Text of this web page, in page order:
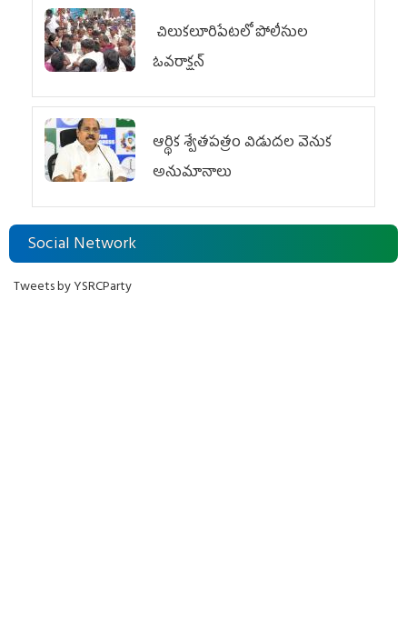
చిలుక‌లూరిపేట‌లో పోలీసుల
ఓవ‌రాక్ష‌న్‌
ఆర్థిక శ్వేతపత్రం విడుదల వెనుక
అనుమానాలు
Social Network
Tweets by YSRCParty